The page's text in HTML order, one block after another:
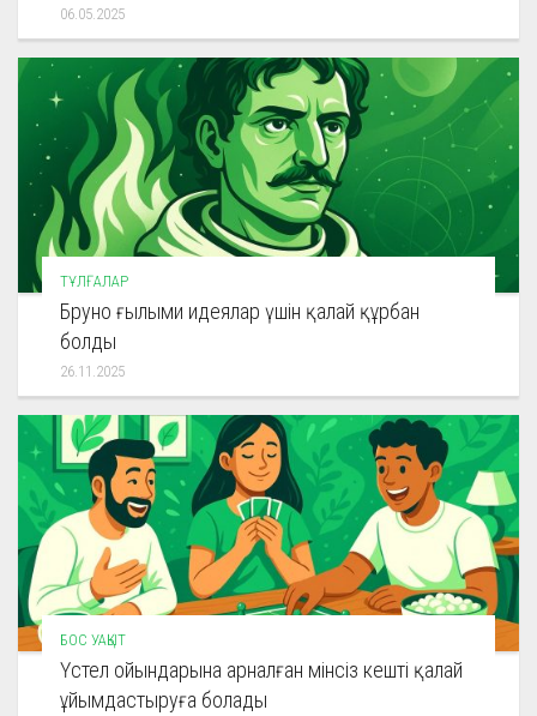
06.05.2025
ТҰЛҒАЛАР
Бруно ғылыми идеялар үшін қалай құрбан
болды
26.11.2025
БОС УАҚЫТ
Үстел ойындарына арналған мінсіз кешті қалай
ұйымдастыруға болады